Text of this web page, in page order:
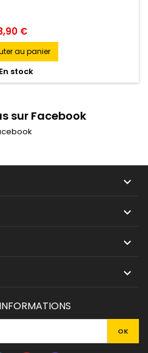
€
au panier
En stock
sur Facebook



